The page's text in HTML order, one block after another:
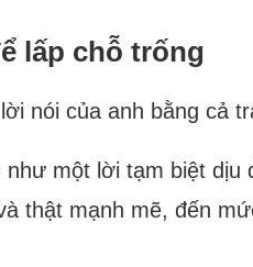
lấp chỗ trống
nói của anh bằng cả
một lời tạm biệt
thật mạnh mẽ, đến